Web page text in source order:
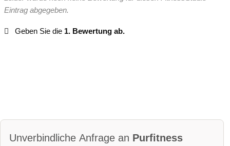
Eintrag abgegeben.
Geben Sie die 1. Bewertung ab.
Unverbindliche Anfrage an Purfitness